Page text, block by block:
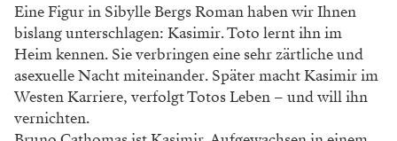
Eine Figur in Sibylle Bergs Roman haben wir Ihnen
bislang unterschlagen: Kasimir. Toto lernt ihn im
Heim kennen. Sie verbringen eine sehr zärtliche und
asexuelle Nacht miteinander. Später macht Kasimir im
Westen Karriere, verfolgt Totos Leben – und will ihn
vernichten.